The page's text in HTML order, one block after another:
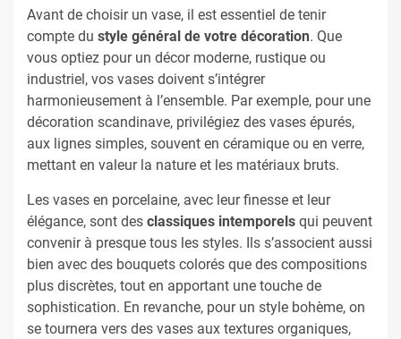
Avant de choisir un vase, il est essentiel de tenir
compte du style général de votre décoration. Que
vous optiez pour un décor moderne, rustique ou
industriel, vos vases doivent s’intégrer
harmonieusement à l’ensemble. Par exemple, pour une
décoration scandinave, privilégiez des vases épurés,
aux lignes simples, souvent en céramique ou en verre,
mettant en valeur la nature et les matériaux bruts.
Les vases en porcelaine, avec leur finesse et leur
élégance, sont des classiques intemporels qui peuvent
convenir à presque tous les styles. Ils s’associent aussi
bien avec des bouquets colorés que des compositions
plus discrètes, tout en apportant une touche de
sophistication. En revanche, pour un style bohème, on
se tournera vers des vases aux textures organiques,